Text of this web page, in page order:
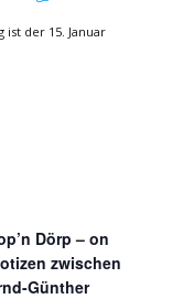
der 15. Januar
Dörp – on
zwischen
Günther